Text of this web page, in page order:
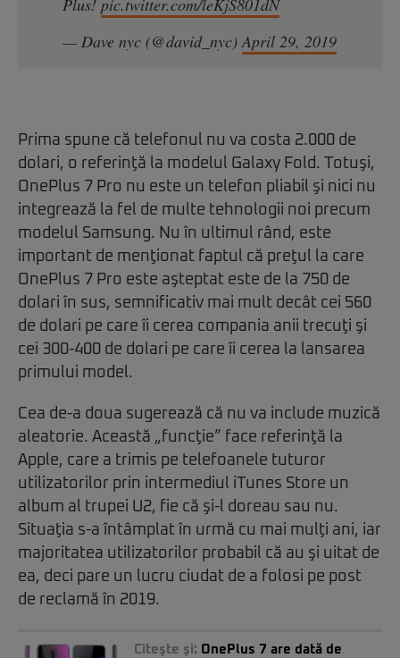
— Dave nyc (@david_nyc) April 29, 2019
Prima spune că telefonul nu va costa 2.000 de
dolari, o referinţă la modelul Galaxy Fold. Totuşi,
OnePlus 7 Pro nu este un telefon pliabil şi nici nu
integrează la fel de multe tehnologii noi precum
modelul Samsung. Nu în ultimul rând, este
important de menţionat faptul că preţul la care
OnePlus 7 Pro este aşteptat este de la 750 de
dolari în sus, semnificativ mai mult decât cei 560
de dolari pe care îi cerea compania anii trecuţi şi
cei 300-400 de dolari pe care îi cerea la lansarea
primului model.
Cea de-a doua sugerează că nu va include muzică
aleatorie. Această „funcţie” face referinţă la
Apple, care a trimis pe telefoanele tuturor
utilizatorilor prin intermediul iTunes Store un
album al trupei U2, fie că şi-l doreau sau nu.
Situaţia s-a întâmplat în urmă cu mai mulţi ani, iar
majoritatea utilizatorilor probabil că au şi uitat de
ea, deci pare un lucru ciudat de a folosi pe post
de reclamă în 2019.
Citeşte şi: OnePlus 7 are dată de